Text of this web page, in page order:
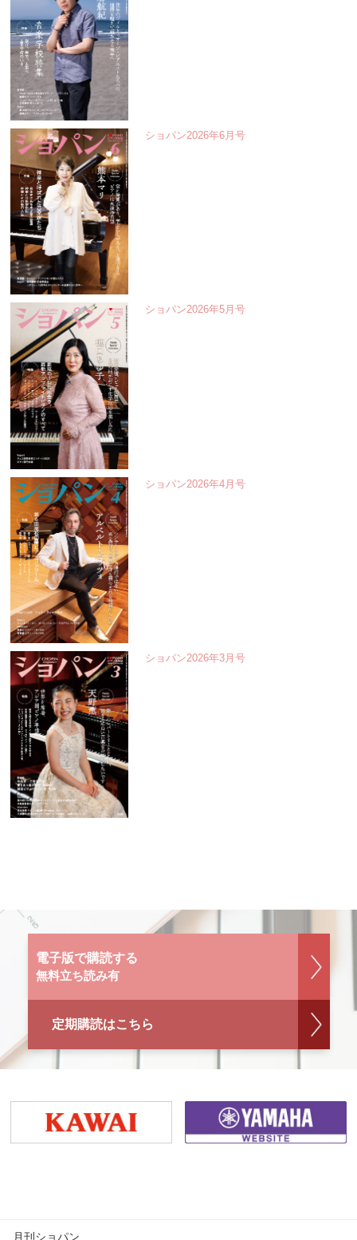
ショパン2026年6月号
ショパン2026年5月号
ショパン2026年4月号
ショパン2026年3月号
電子版で購読する
無料立ち読み有
定期購読はこちら
月刊ショパン